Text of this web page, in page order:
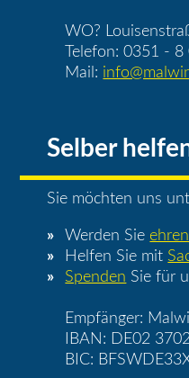
WO?
Telefon: 0351 -
Mail:
Selber
Sie möchten uns
Werden Sie
Helfen Sie mit
Spenden Sie für
Empfänger:
IBAN: DE02
BIC: